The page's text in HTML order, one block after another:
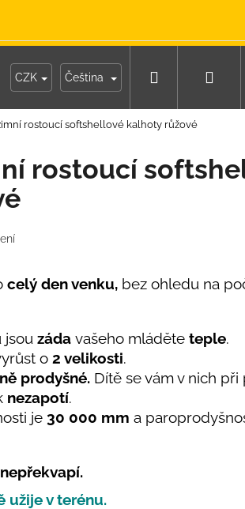
Moje objednávka
CZK Čeština Hledat
rostoucí softshellové kalhoty růžové
rostoucí
celý den venku, bez ohledu na
jsou záda vašeho mláděte teple.
o 2 velikosti.
prodyšné. Dítě se vám v nich
nezapotí.
je 30 000 mm a
užije v terénu.
NÁMOŘNICKÉ